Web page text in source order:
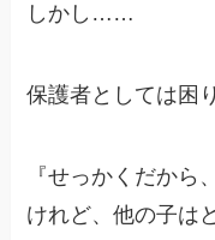
しかし……
保護者としては困
『せっかくだから
けれど、他の子は